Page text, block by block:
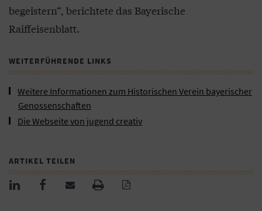
begeistern“, berichtete das Bayerische
Raiffeisenblatt.
WEITERFÜHRENDE LINKS
Weitere Informationen zum Historischen Verein bayerischer
Genossenschaften
Die Webseite von jugend creativ
ARTIKEL TEILEN